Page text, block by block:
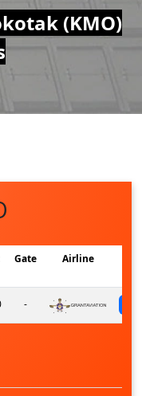
(KMO)
Gate Airline
-